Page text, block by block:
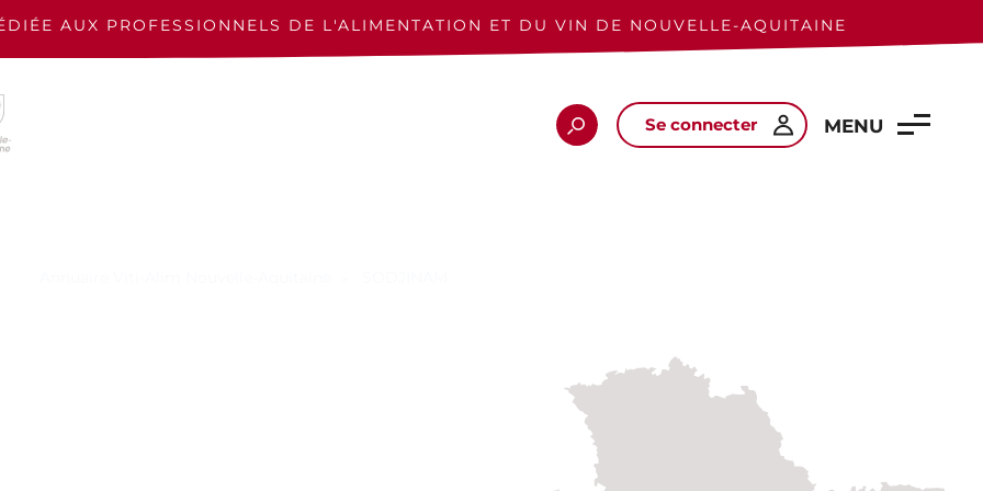
AUX PROFESSIONNELS DE L'ALIMENTATION ET DU VIN DE NOUVELLE-AQUITAINE
Se connecter MENU